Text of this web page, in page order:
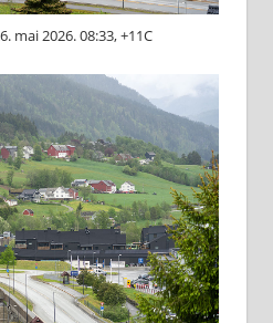
mai 2026. 08:33, +11C